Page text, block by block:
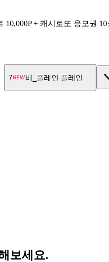
10,000P + 캐시로또 응모권 10
7 비_플레인 플레인
보세요.